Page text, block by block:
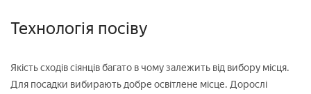
Технологія посіву
Якість сходів сіянців багато в чому залежить від вибору місця.
Для посадки вибирають добре освітлене місце. Дорослі